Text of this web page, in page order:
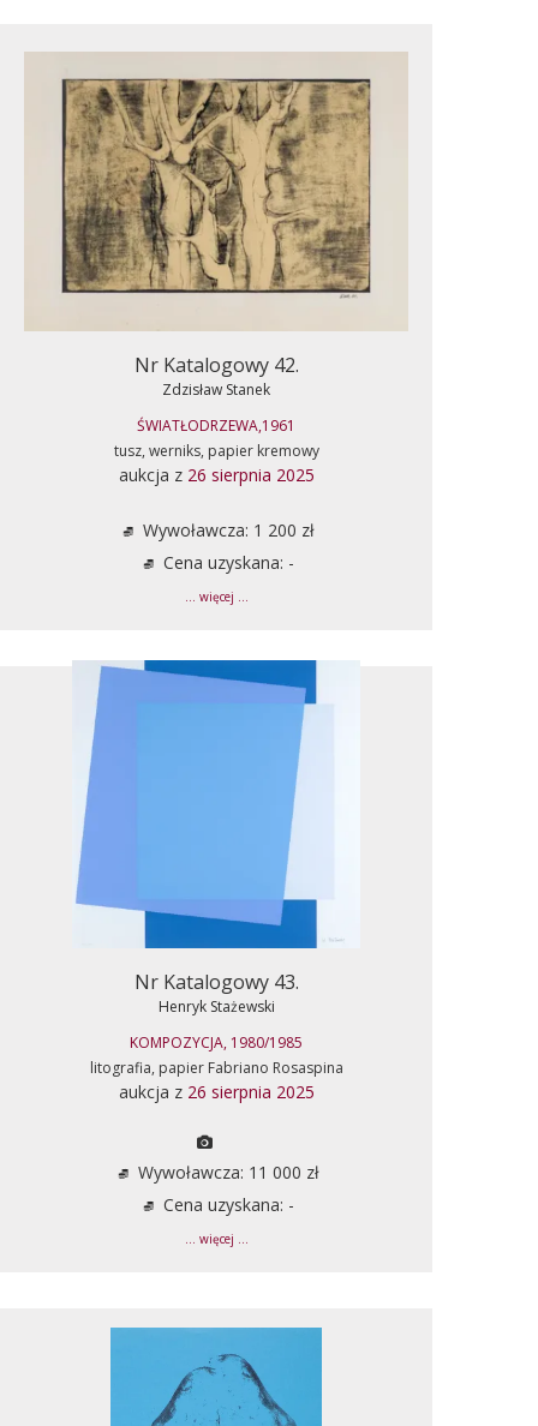
Nr Katalogowy 42.
Zdzisław Stanek
ŚWIATŁODRZEWA,1961
tusz, werniks, papier kremowy
aukcja z 26 sierpnia 2025
Wywoławcza: 1 200 zł
Cena uzyskana: -
... więcej ...
Nr Katalogowy 43.
Henryk Stażewski
KOMPOZYCJA, 1980/1985
litografia, papier Fabriano Rosaspina
aukcja z 26 sierpnia 2025
Wywoławcza: 11 000 zł
Cena uzyskana: -
... więcej ...